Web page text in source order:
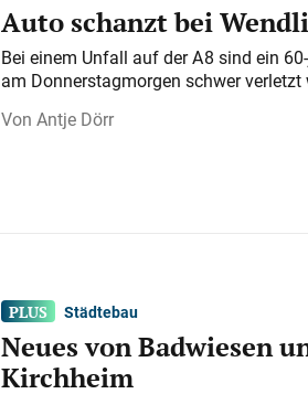
Auto schanzt bei
Bei einem Unfall auf der A 8 sind ein
am Donnerstagmorgen schwer verletzt
Antje Dörr
Städtebau
Neues von Badwiesen
Kirchheim